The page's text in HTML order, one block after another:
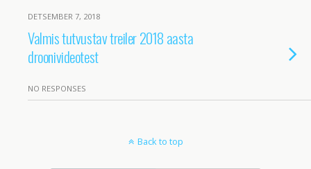
DETSEMBER 7, 2018
Valmis tutvustav treiler 2018 aasta
droonivideotest
NO RESPONSES
Back to top